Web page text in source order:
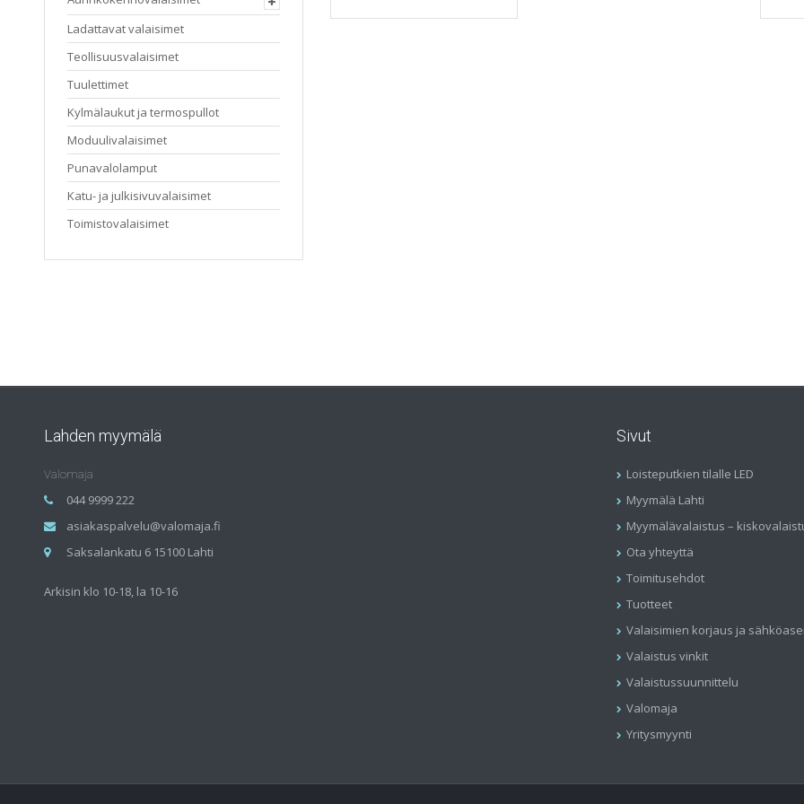
Ladattavat valaisimet
Teollisuusvalaisimet
Tuulettimet
Kylmälaukut ja termospullot
Moduulivalaisimet
Punavalolamput
Katu- ja julkisivuvalaisimet
Toimistovalaisimet
Lahden myymälä
Valomaja
044 9999 222
asiakaspalvelu@valomaja.fi
Saksalankatu 6 15100 Lahti
Arkisin klo 10-18, la 10-16
Sivut
Loisteputkien tilalle LED
Myymälä Lahti
Myymälävalaistus –
Ota yhteyttä
Toimitusehdot
Tuotteet
Valaisimien korjaus ja
Valaistus vinkit
Valaistussuunnittelu
Valomaja
Yritysmyynti